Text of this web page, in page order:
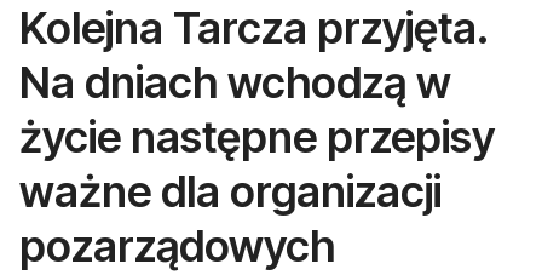
Kolejna Tarcza przyjęta.
Na dniach wchodzą w
życie następne przepisy
ważne dla organizacji
pozarządowych